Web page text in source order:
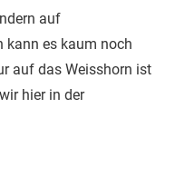
auf
kann es kaum noch
auf das Weisshorn ist
hier in der